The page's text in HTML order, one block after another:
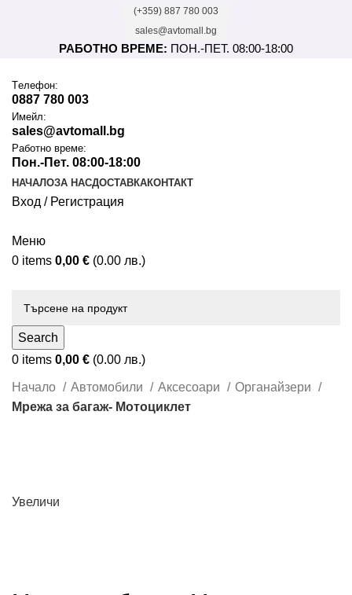
(+359) 887 780 003
sales@avtomall.bg
РАБОТНО ВРЕМЕ: ПОН.-ПЕТ. 08:00-18:00
Tелефон:
0887 780 003
Имейл:
sales@avtomall.bg
Работно време:
Пон.-Пет. 08:00-18:00
НАЧАЛОЗА НАСДОСТАВКАКОНТАКТ
Вход / Регистрация
Меню
0 items 0,00 € (0.00 лв.)
Search
0 items 0,00 € (0.00 лв.)
Начало Автомобили Аксесоари
Органайзери
Мрежа за багаж- Мотоциклет
Увеличи